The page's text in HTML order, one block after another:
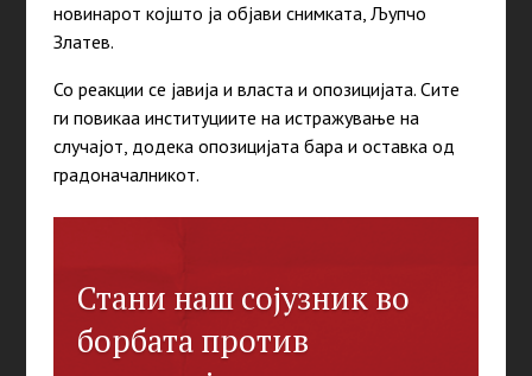
новинарот којшто ја објави снимката, Љупчо
Златев.
Со реакции се јавија и власта и опозицијата. Сите
ги повикаа институциите на истражување на
случајот, додека опозицијата бара и оставка од
градоначалникот.
Стани наш сојузник во
борбата против